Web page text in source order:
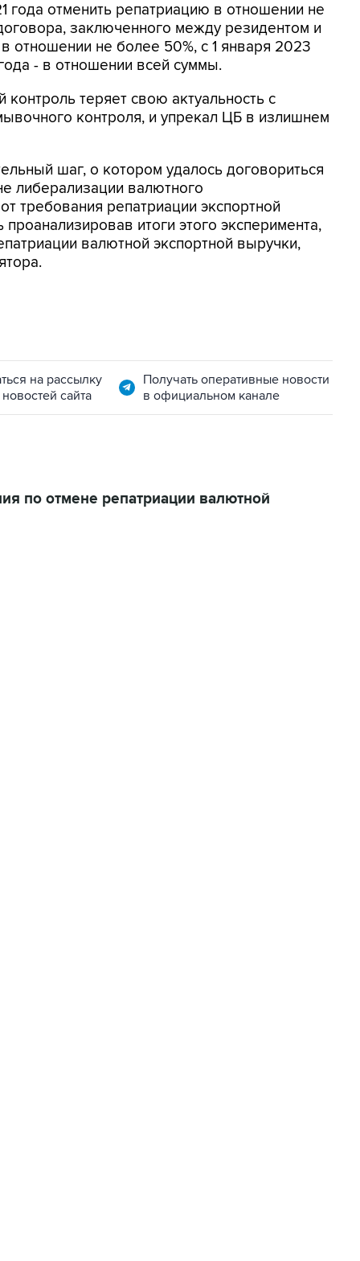
года отменить репатриацию в отношении не
заключенного между резидентом и
отношении не более 50%, с 1 января 2023
- в отношении всей суммы.
теряет свою актуальность с
контроля, и упрекал ЦБ в излишнем
шаг, о котором удалось договориться
либерализации валютного
требования репатриации экспортной
итоги этого эксперимента,
валютной экспортной выручки,
на рассылку
сайта
Получать оперативные новости
в официальном канале
по отмене репатриации валютной